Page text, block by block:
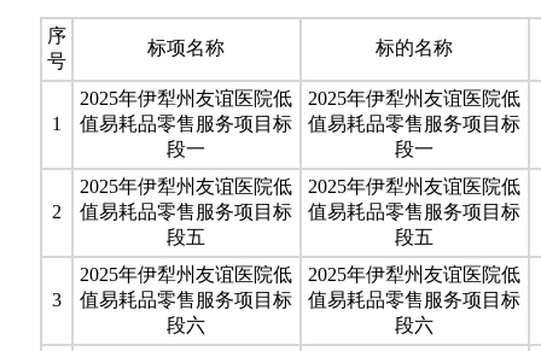
序
号
标项名称 标的名称
1
2025年伊犁州友谊医院低
值易耗品零售服务项目标
段一
2025年伊犁州友谊医院低
值易耗品零售服务项目标
段一
2
2025年伊犁州友谊医院低
值易耗品零售服务项目标
段五
2025年伊犁州友谊医院低
值易耗品零售服务项目标
段五
3
2025年伊犁州友谊医院低
值易耗品零售服务项目标
段六
2025年伊犁州友谊医院低
值易耗品零售服务项目标
段六